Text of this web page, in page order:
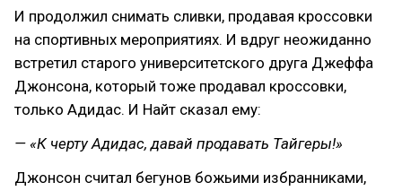
И продолжил снимать сливки, продавая кроссовки
на спортивных мероприятиях. И вдруг неожиданно
встретил старого университетского друга Джеффа
Джонсона, который тоже продавал кроссовки,
только Адидас. И Найт сказал ему:
— «К черту Адидас, давай продавать Тайгеры!»
Джонсон считал бегунов божьими избранниками,